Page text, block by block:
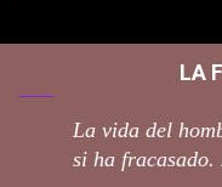
LA
La vida del
si ha fracasado.